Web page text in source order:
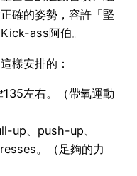
確的姿勢，容許「堅
ass阿伯。
樣安排的：
左右。（帶氧運動
up、push-up、
。（足夠的力